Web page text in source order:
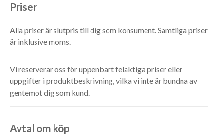
Priser
Alla priser är slutpris till dig som konsument. Samtliga priser
är inklusive moms.
Vi reserverar oss för uppenbart felaktiga priser eller
uppgifter i produktbeskrivning, vilka vi inte är bundna av
gentemot dig som kund.
Avtal om köp